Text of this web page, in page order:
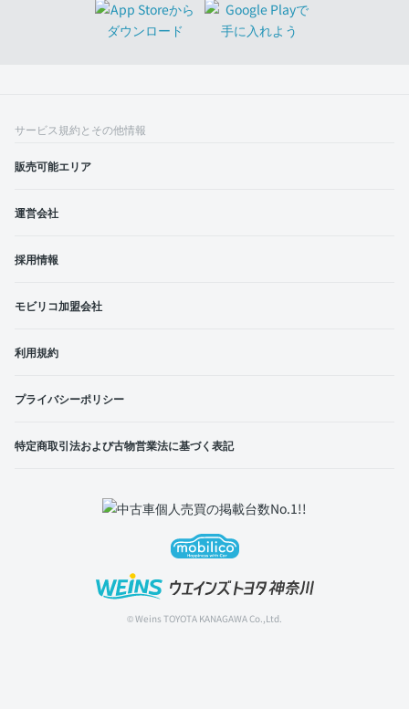
サービス規約とその他情報
販売可能エリア
運営会社
採用情報
モビリコ加盟会社
利用規約
プライバシーポリシー
特定商取引法および古物営業法に基づく表記
© Weins TOYOTA KANAGAWA Co.,Ltd.